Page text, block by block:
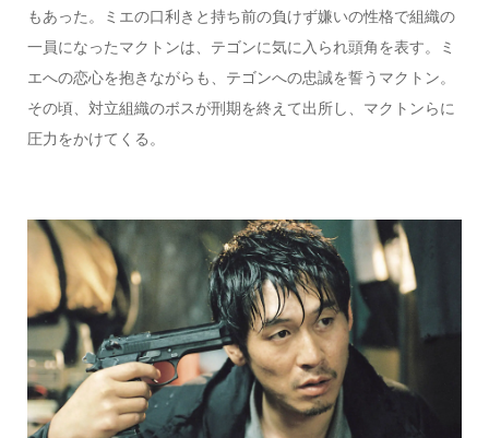
もあった。ミエの口利きと持ち前の負けず嫌いの性格で組織の
一員になったマクトンは、テゴンに気に入られ頭角を表す。ミ
エへの恋心を抱きながらも、テゴンへの忠誠を誓うマクトン。
その頃、対立組織のボスが刑期を終えて出所し、マクトンらに
圧力をかけてくる。